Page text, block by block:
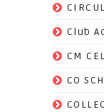
Club
CM
CO